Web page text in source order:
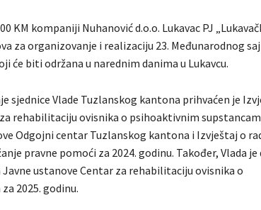
KM kompaniji Nuhanović d.o.o. Lukavac PJ
za organizovanje i realizaciju 23. Međunarodnog
će biti održana u narednim danima u Lukavcu.
sjednice Vlade Tuzlanskog kantona prihvaćen je
rehabilitaciju ovisnika o psihoaktivnim
Odgojni centar Tuzlanskog kantona i Izvještaj o
pravne pomoći za 2024. godinu. Također, Vlada je
ustanove Centar za rehabilitaciju ovisnika o
2025. godinu.